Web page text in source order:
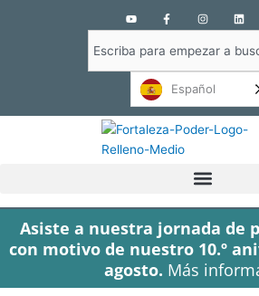
Y
o
u
t
u
b
F
a
c
e
b
o
f
I
n
s
t
a
g
a
L
i
n
k
e
d
en
Español
Asiste a nuestra jornada de
con motivo de nuestro 10.º
agosto. Más